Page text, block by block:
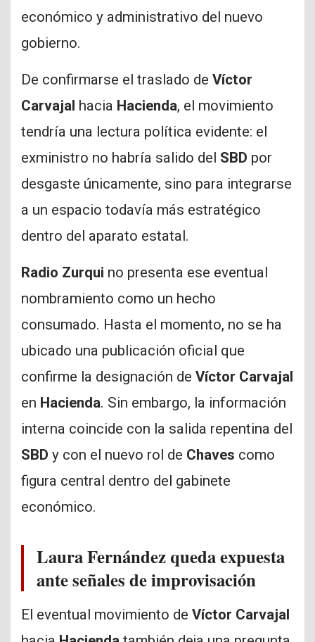
económico y administrativo del nuevo
gobierno.
De confirmarse el traslado de Víctor
Carvajal hacia Hacienda, el movimiento
tendría una lectura política evidente: el
exministro no habría salido del SBD por
desgaste únicamente, sino para integrarse
a un espacio todavía más estratégico
dentro del aparato estatal.
Radio Zurqui no presenta ese eventual
nombramiento como un hecho
consumado. Hasta el momento, no se ha
ubicado una publicación oficial que
confirme la designación de Víctor Carvajal
en Hacienda. Sin embargo, la información
interna coincide con la salida repentina del
SBD y con el nuevo rol de Chaves como
figura central dentro del gabinete
económico.
Laura Fernández queda expuesta
ante señales de improvisación
El eventual movimiento de Víctor Carvajal